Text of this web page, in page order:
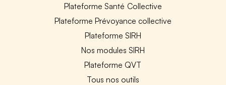
Plateforme Santé Collective
Plateforme Prévoyance collective
Plateforme SIRH
Nos modules SIRH
Plateforme QVT
Tous nos outils